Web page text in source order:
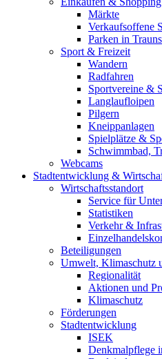
Märkte
Verkaufsoffene
Parken in
Sport & Freizeit
Wandern
Radfahren
Sportvereine &
Langlaufloipen
Pilgern
Kneippanlagen
Spielplätze &
Schwimmbad,
Webcams
Stadtentwicklung &
Wirtschaftsstandort
Service für
Statistiken
Verkehr &
Beteiligungen
Umwelt, Klimaschutz
Regionalität
Aktionen und
Klimaschutz
Förderungen
Stadtentwicklung
ISEK
Denkmalpflege